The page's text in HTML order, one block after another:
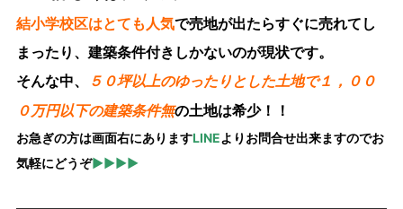
結小学校区はとても人気で売地が出たらすぐに売れてし
まったり、建築条件付きしかないのが現状です。
そんな中、
５０坪以上のゆったりとした土地で１，００
０万円以下の建築条件無の土地は希少！！
お急ぎの方は画面右にありますLINEよりお問合せ出来ますのでお
気軽にどうぞ▶▶▶▶